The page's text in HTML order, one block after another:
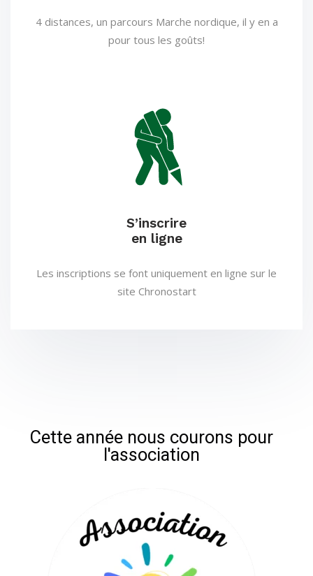
4 distances, un parcours Marche nordique, il y en a
pour tous les goûts!
S’inscrire
en ligne
Les inscriptions se font uniquement en ligne sur le
site Chronostart
Cette année nous courons pour
l'association